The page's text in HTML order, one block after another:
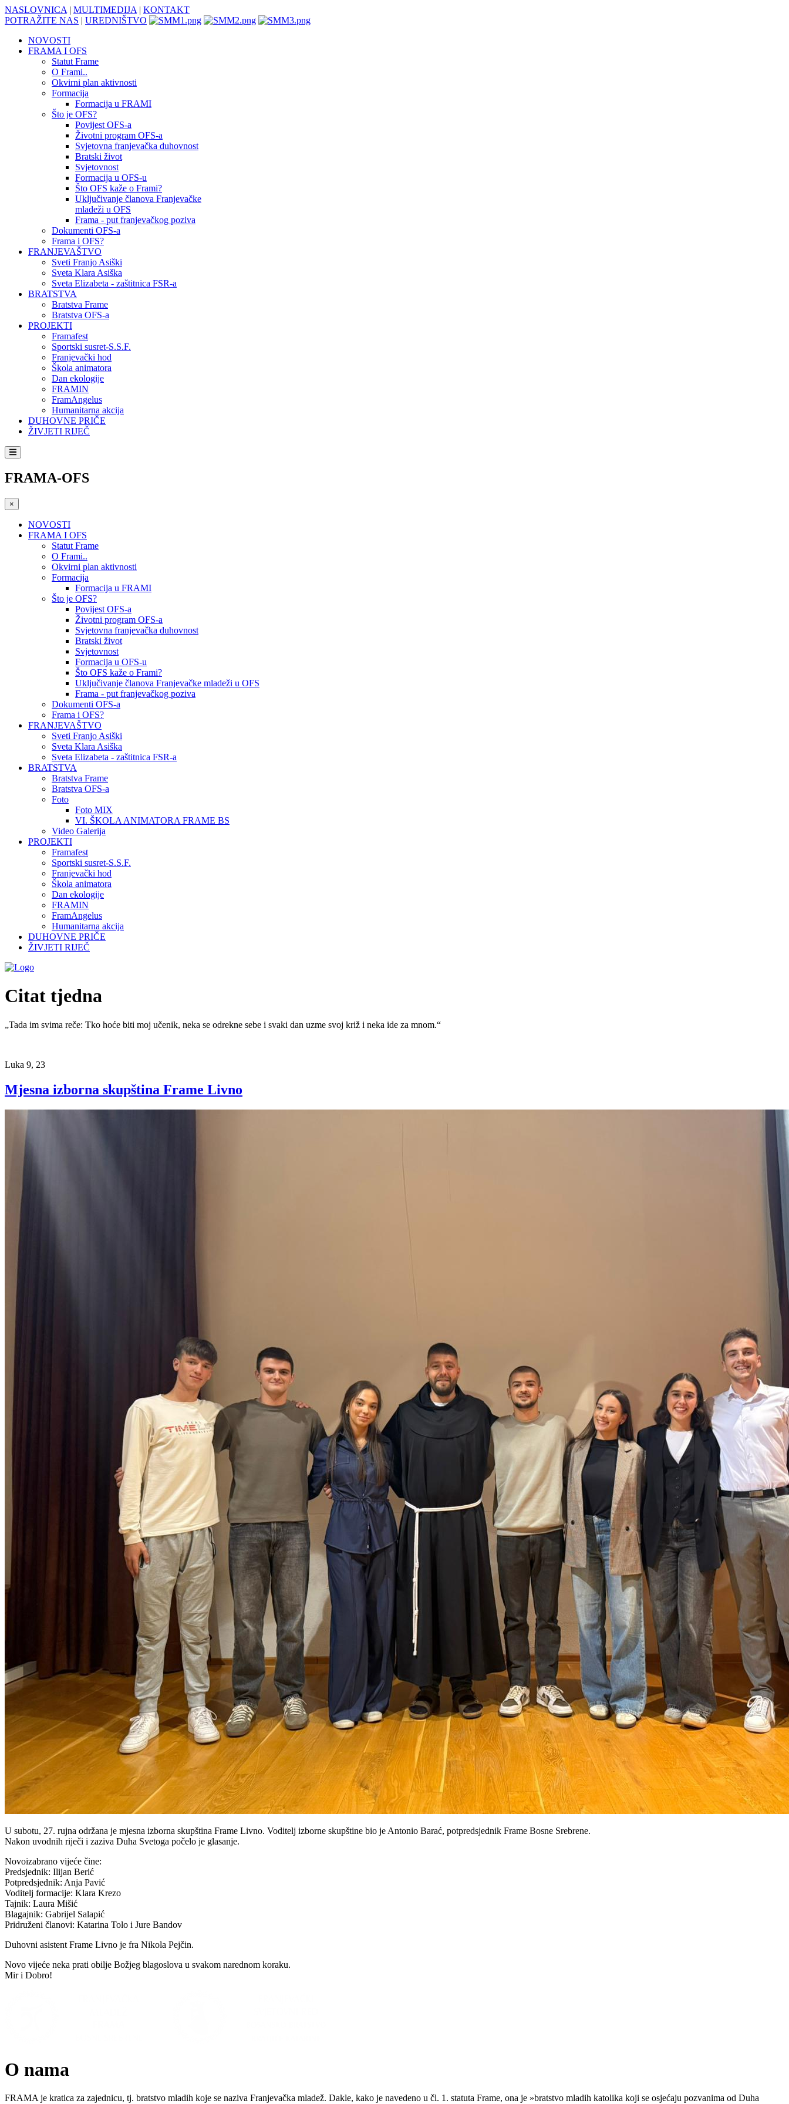
NASLOVNICA | MULTIMEDIJA | KONTAKT
POTRAŽITE NAS | UREDNIŠTVO
NOVOSTI
FRAMA I OFS
Statut Frame
O Frami..
Okvirni plan aktivnosti
Formacija
Formacija u FRAMI
Što je OFS?
Povijest OFS-a
Životni program OFS-a
Svjetovna franjevačka duhovnost
Bratski život
Svjetovnost
Formacija u OFS-u
Što OFS kaže o Frami?
Uključivanje članova Franjevačke
mladeži u OFS
Frama - put franjevačkog poziva
Dokumenti OFS-a
Frama i OFS?
FRANJEVAŠTVO
Sveti Franjo Asiški
Sveta Klara Asiška
Sveta Elizabeta - zaštitnica FSR-a
BRATSTVA
Bratstva Frame
Bratstva OFS-a
PROJEKTI
Framafest
Sportski susret-S.S.F.
Franjevački hod
Škola animatora
Dan ekologije
FRAMIN
FramAngelus
Humanitarna akcija
DUHOVNE PRIČE
ŽIVJETI RIJEČ
FRAMA-OFS
×
NOVOSTI
FRAMA I OFS
Statut Frame
O Frami..
Okvirni plan aktivnosti
Formacija
Formacija u FRAMI
Što je OFS?
Povijest OFS-a
Životni program OFS-a
Svjetovna franjevačka duhovnost
Bratski život
Svjetovnost
Formacija u OFS-u
Što OFS kaže o Frami?
Uključivanje članova Franjevačke mladeži u OFS
Frama - put franjevačkog poziva
Dokumenti OFS-a
Frama i OFS?
FRANJEVAŠTVO
Sveti Franjo Asiški
Sveta Klara Asiška
Sveta Elizabeta - zaštitnica FSR-a
BRATSTVA
Bratstva Frame
Bratstva OFS-a
Foto
Foto MIX
VI. ŠKOLA ANIMATORA FRAME BS
Video Galerija
PROJEKTI
Framafest
Sportski susret-S.S.F.
Franjevački hod
Škola animatora
Dan ekologije
FRAMIN
FramAngelus
Humanitarna akcija
DUHOVNE PRIČE
ŽIVJETI RIJEČ
Citat tjedna
„Tada im svima reče: Tko hoće biti moj učenik, neka se odrekne sebe i svaki dan uzme svoj križ i neka ide za mnom.“
Luka 9, 23
Mjesna izborna skupština Frame Livno
U subotu, 27. rujna održana je mjesna izborna skupština Frame Livno. Voditelj izborne skupštine bio je Antonio Barać, potpredsjednik Frame Bosne Srebrene.
Nakon uvodnih riječi i zaziva Duha Svetoga počelo je glasanje.
Novoizabrano vijeće čine:
Predsjednik: Ilijan Berić
Potpredsjednik: Anja Pavić
Voditelj formacije: Klara Krezo
Tajnik: Laura Mišić
Blagajnik: Gabrijel Salapić
Pridruženi članovi: Katarina Tolo i Jure Bandov
Duhovni asistent Frame Livno je fra Nikola Pejčin.
Novo vijeće neka prati obilje Božjeg blagoslova u svakom narednom koraku.
Mir i Dobro!
O nama
FRAMA je kratica za zajednicu, tj. bratstvo mladih koje se naziva Franjevačka mladež. Dakle, kako je navedeno u čl. 1. statuta Frame, ona je »bratstvo mladih katolika koji se osjećaju pozvanima od Duha